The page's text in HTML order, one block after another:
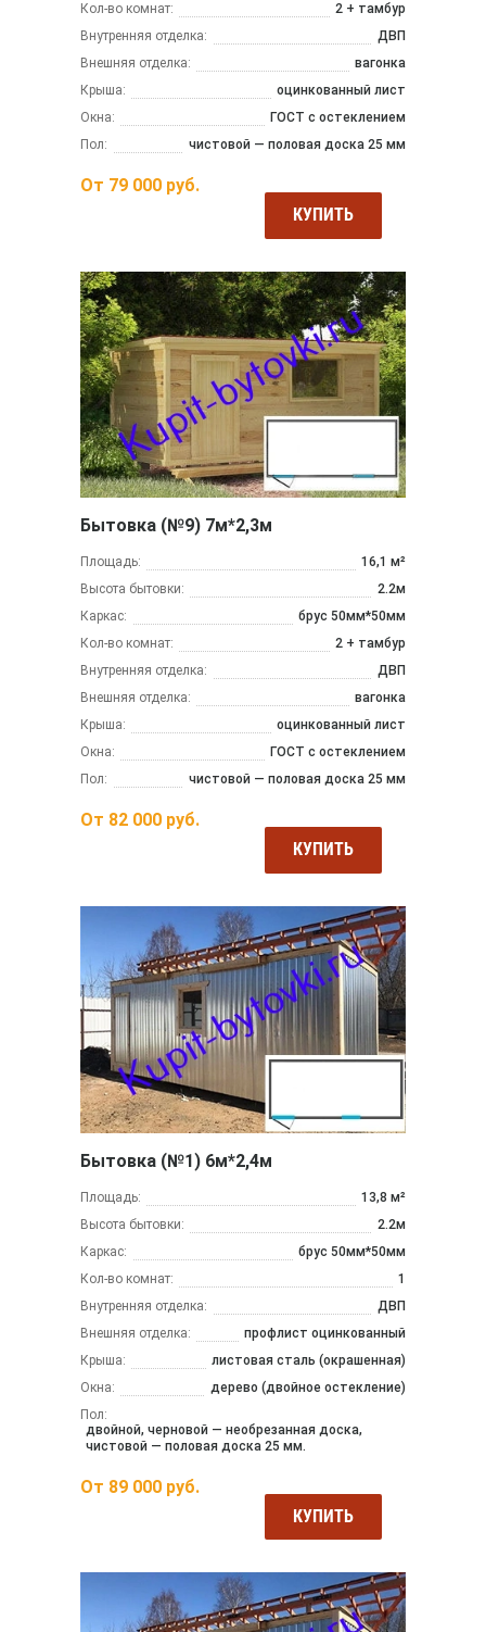
Кол-во комнат:
2 + тамбур
Внутренняя отделка:
ДВП
Внешняя отделка:
вагонка
Крыша:
оцинкованный лист
Окна:
ГОСТ с остеклением
Пол:
чистовой — половая доска 25 мм
От 79 000 руб.
КУПИТЬ
Бытовка (№9) 7м*2,3м
Площадь:
16,1 м²
Высота бытовки:
2.2м
Каркас:
брус 50мм*50мм
Кол-во комнат:
2 + тамбур
Внутренняя отделка:
ДВП
Внешняя отделка:
вагонка
Крыша:
оцинкованный лист
Окна:
ГОСТ с остеклением
Пол:
чистовой — половая доска 25 мм
От 82 000 руб.
КУПИТЬ
Бытовка (№1) 6м*2,4м
Площадь:
13,8 м²
Высота бытовки:
2.2м
Каркас:
брус 50мм*50мм
Кол-во комнат:
1
Внутренняя отделка:
ДВП
Внешняя отделка:
профлист оцинкованный
Крыша:
листовая сталь (окрашенная)
Окна:
дерево (двойное остекление)
Пол:
двойной, черновой — необрезанная доска,
чистовой — половая доска 25 мм.
От 89 000 руб.
КУПИТЬ